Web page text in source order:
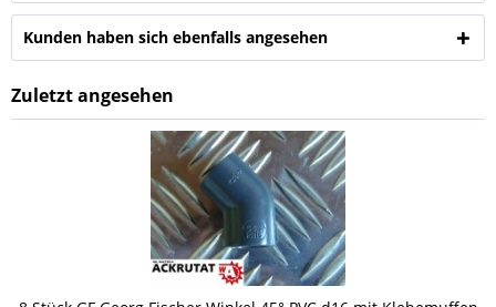
Kunden haben sich ebenfalls angesehen
Zuletzt angesehen